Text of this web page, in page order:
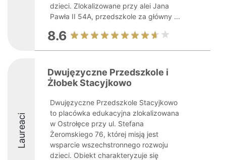
dzieci. Zlokalizowane przy alei Jana
Pawła II 54A, przedszkole za główny ...
8.6
Laureaci
Dwujęzyczne Przedszkole i
Żłobek Stacyjkowo
Dwujęzyczne Przedszkole Stacyjkowo
to placówka edukacyjna zlokalizowana
w Ostrołęce przy ul. Stefana
Żeromskiego 76, której misją jest
wsparcie wszechstronnego rozwoju
dzieci. Obiekt charakteryzuje się